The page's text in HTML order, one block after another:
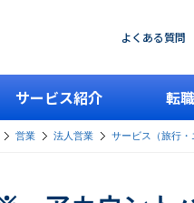
よくある質問
サービス紹介 転
営業 法人営業 サービス（旅行・